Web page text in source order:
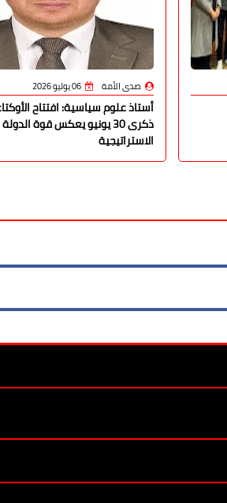
صدى الأمة 06 يوليو 2026
أستاذ علوم سياسية: افتتاح
ذكرى 30 يونيو يعكس قوة
الاستراتيجية